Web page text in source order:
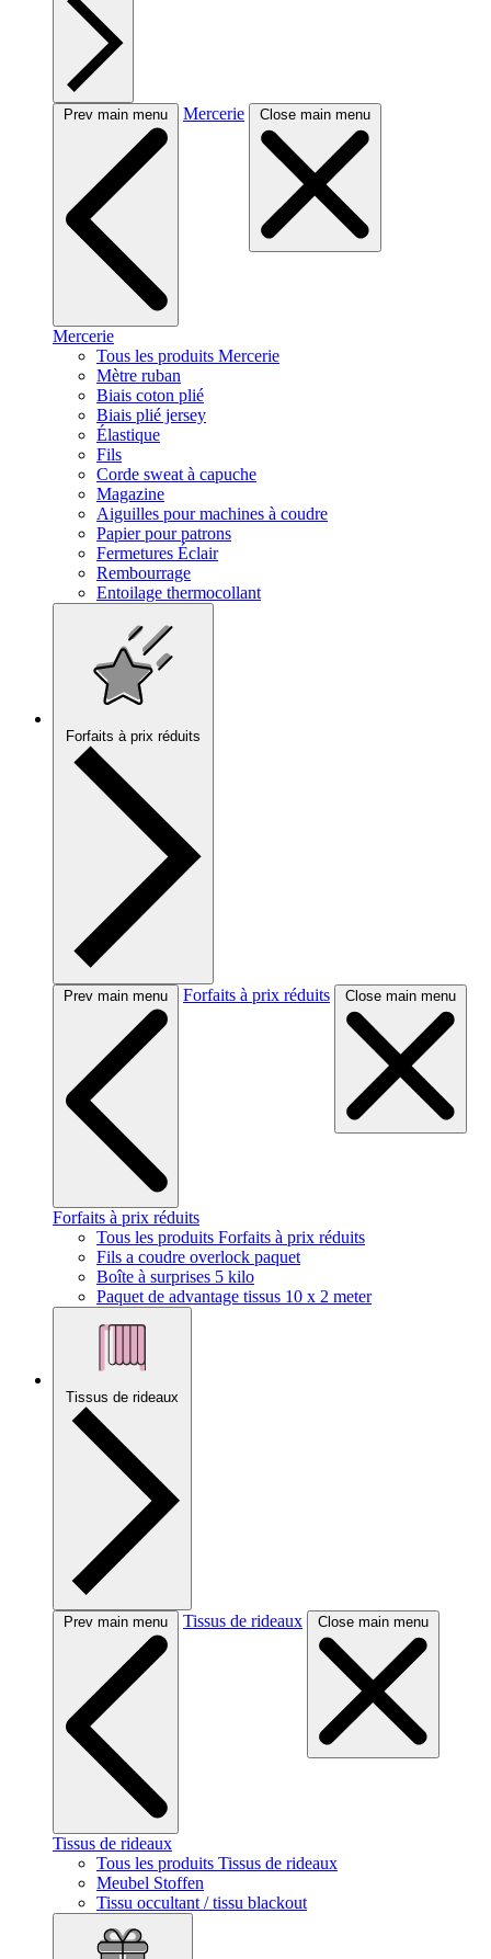
Prev main menu Mercerie Close main menu
Mercerie
Tous les produits Mercerie
Mètre ruban
Biais coton plié
Biais plié jersey
Élastique
Fils
Corde sweat à capuche
Magazine
Aiguilles pour machines à coudre
Papier pour patrons
Fermetures Éclair
Rembourrage
Entoilage thermocollant
Forfaits à prix réduits
Prev main menu Forfaits à prix réduits Close main menu
Forfaits à prix réduits
Tous les produits Forfaits à prix réduits
Fils a coudre overlock paquet
Boîte à surprises 5 kilo
Paquet de advantage tissus 10 x 2 meter
Tissus de rideaux
Prev main menu Tissus de rideaux Close main menu
Tissus de rideaux
Tous les produits Tissus de rideaux
Meubel Stoffen
Tissu occultant / tissu blackout